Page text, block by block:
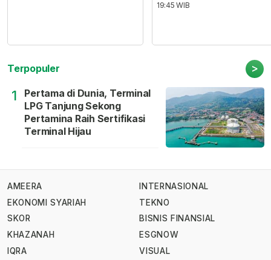
19:45 WIB
Terpopuler >
1
Pertama di Dunia, Terminal
LPG Tanjung Sekong
Pertamina Raih Sertifikasi
Terminal Hijau
AMEERA
EKONOMI SYARIAH
SKOR
KHAZANAH
IQRA
INTERNASIONAL
TEKNO
BISNIS FINANSIAL
ESGNOW
VISUAL